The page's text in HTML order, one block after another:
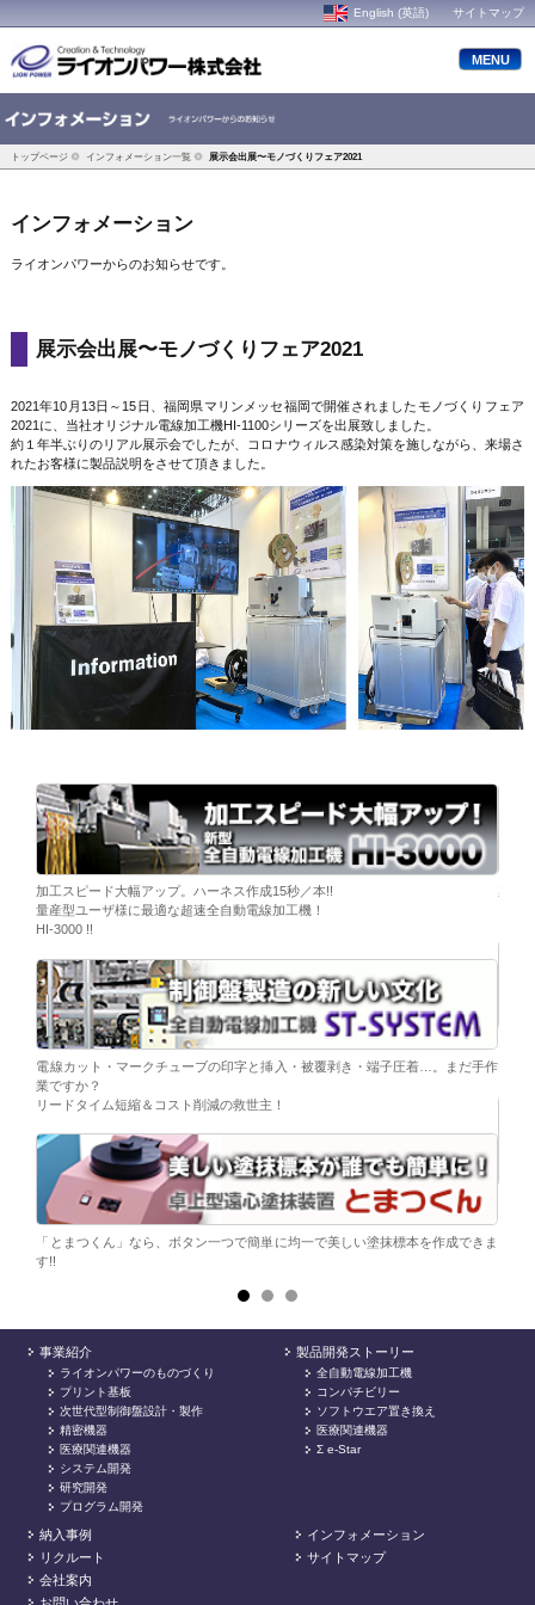
English (英語) サイトマップ
MENU
トップページ インフォメーション一覧 展示会出展〜モノづくりフェア2021
インフォメーション
ライオンパワーからのお知らせです。
展示会出展〜モノづくりフェア2021
2021年10月13日～15日、福岡県マリンメッセ福岡で開催されましたモノづくりフェア
2021に、当社オリジナル電線加工機HI-1100シリーズを出展致しました。
約１年半ぶりのリアル展示会でしたが、コロナウィルス感染対策を施しながら、来場さ
れたお客様に製品説明をさせて頂きました。
ブ挿
載。
加工スピード大幅アップ。ハーネス作成15秒／本!!
量産型ユーザ様に最適な超速全自動電線加工機！
HI-3000 !!
電線カット・マークチューブの印字と挿入・被覆剥き・端子圧着…。まだ手作
業ですか？
リードタイム短縮＆コスト削減の救世主！
「とまつくん」なら、ボタン一つで簡単に均一で美しい塗抹標本を作成できま
す!!
染色
事業紹介
ライオンパワーのものづくり
プリント基板
次世代型制御盤設計・製作
精密機器
医療関連機器
システム開発
研究開発
プログラム開発
製品開発ストーリー
全自動電線加工機
コンパチビリー
ソフトウエア置き換え
医療関連機器
Σ e-Star
納入事例
リクルート
会社案内
インフォメーション
サイトマップ